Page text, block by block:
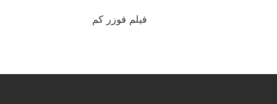
فيلم فوزر كم